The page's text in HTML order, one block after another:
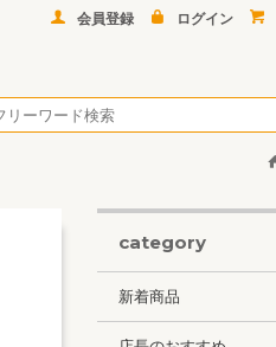
会員登録 ログイン
category
新着商品